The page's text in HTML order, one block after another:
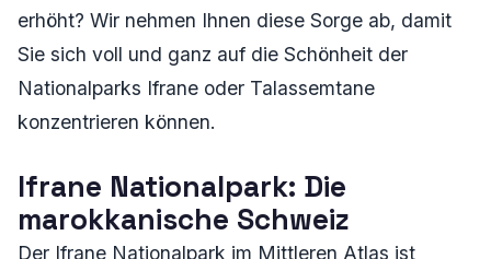
erhöht? Wir nehmen Ihnen diese Sorge ab, damit
Sie sich voll und ganz auf die Schönheit der
Nationalparks Ifrane oder Talassemtane
konzentrieren können.
Ifrane Nationalpark: Die
marokkanische Schweiz
Der Ifrane Nationalpark im Mittleren Atlas ist